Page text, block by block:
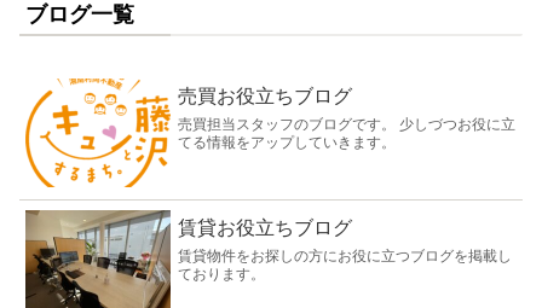
ブログ一覧
売買お役立ちブログ
売買担当スタッフのブログです。 少しづつお役に立
てる情報をアップしていきます。
賃貸お役立ちブログ
賃貸物件をお探しの方にお役に立つブログを掲載し
ております。